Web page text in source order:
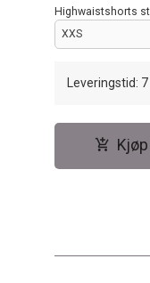
Highwaistshorts
Leveringstid:
Kjøp